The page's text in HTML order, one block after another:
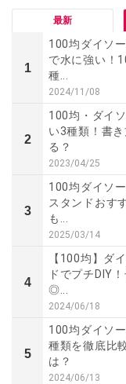
最新
1
100均ダイソ
で水に強い！
種...
2024/11/08
2
100均・ダイ
い3種類！書
る？
2023/04/25
3
100均ダイソ
スタンドおす
も...
2025/03/14
4
【100均】ダ
ドでプチDIY
◎...
2024/06/18
5
100均ダイソ
種類を徹底比
は？
2024/06/13